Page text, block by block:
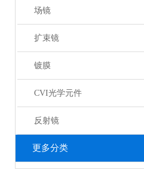
场镜
扩束镜
镀膜
CVI光学元件
反射镜
更多分类